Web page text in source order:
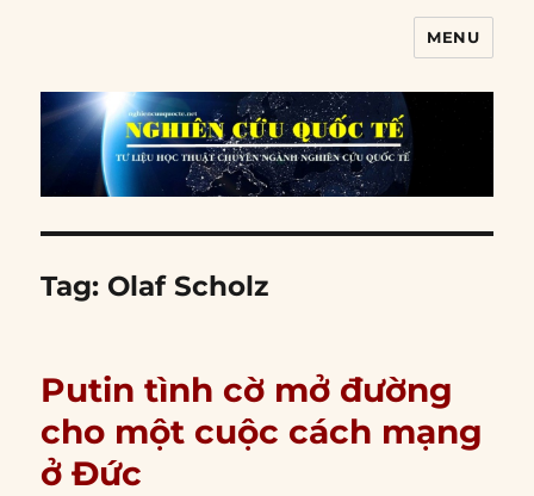
MENU
Tag: Olaf Scholz
Putin tình cờ mở đường
cho một cuộc cách mạng
ở Đức